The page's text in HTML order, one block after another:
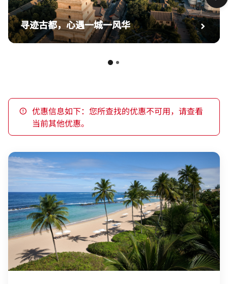
寻迹古都，心遇一城一风华
优惠信息如下：您所查找的优惠不可用，请查看
当前其他优惠。